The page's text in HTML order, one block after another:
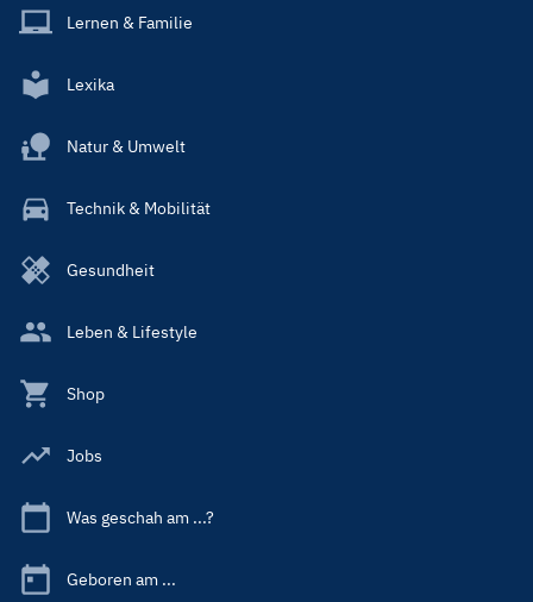
Lernen & Familie
Lexika
Natur & Umwelt
Technik & Mobilität
Gesundheit
Leben & Lifestyle
Shop
Jobs
Was geschah am ...?
Geboren am ...